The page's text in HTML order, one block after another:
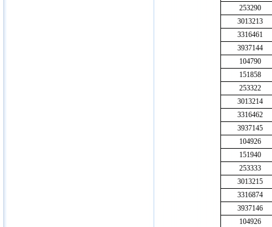
253290
3013213
3316461
3937144
104790
151858
253322
3013214
3316462
3937145
104926
151940
253333
3013215
3316874
3937146
104926